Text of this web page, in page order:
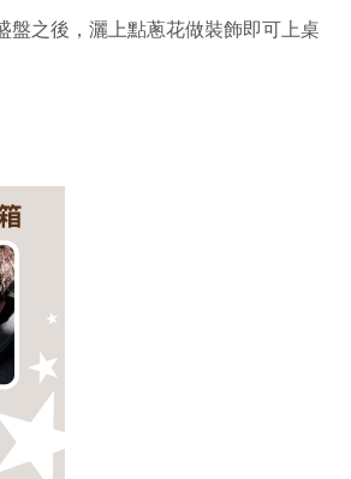
盤之後，灑上點蔥花做裝飾即可上桌